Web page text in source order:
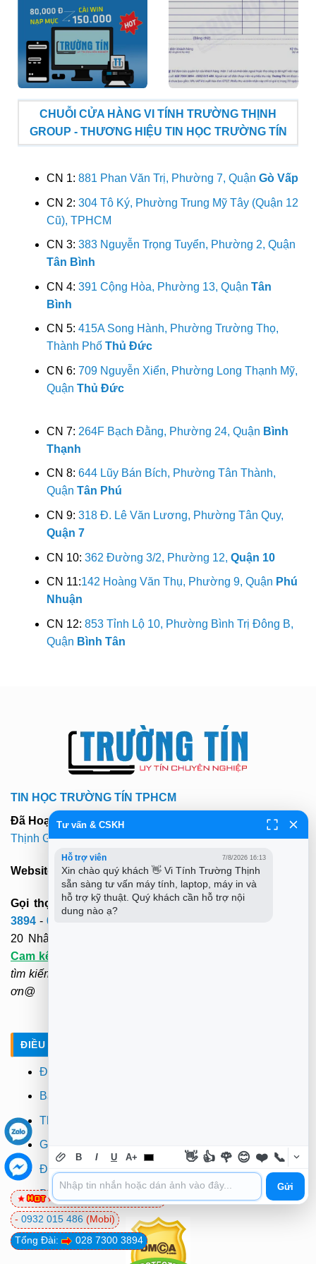
CHUỖI CỬA HÀNG VI TÍNH TRƯỜNG THỊNH
GROUP - THƯƠNG HIỆU TIN HỌC TRƯỜNG TÍN
CN 1: 881 Phan Văn Trị, Phường 7, Quận Gò Vấp
CN 2: 304 Tô Ký, Phường Trung Mỹ Tây (Quận 12
Cũ), TPHCM
CN 3: 383 Nguyễn Trọng Tuyển, Phường 2, Quận
Tân Bình
CN 4: 391 Cộng Hòa, Phường 13, Quận Tân
Bình
CN 5: 415A Song Hành, Phường Trường Thọ,
Thành Phố Thủ Đức
CN 6: 709 Nguyễn Xiển, Phường Long Thạnh Mỹ,
Quận Thủ Đức
CN 7: 264F Bạch Đằng, Phường 24, Quận Bình
Thạnh
CN 8: 644 Lũy Bán Bích, Phường Tân Thành,
Quận Tân Phú
CN 9: 318 Đ. Lê Văn Lương, Phường Tân Quy,
Quận 7
CN 10: 362 Đường 3/2, Phường 12, Quận 10
CN 11:142 Hoàng Văn Thụ, Phường 9, Quận Phú
Nhuận
CN 12: 853 Tỉnh Lộ 10, Phường Bình Trị Đông B,
Quận Bình Tân
TIN HỌC TRƯỜNG TÍN TPHCM
Đã Hoạt Động: Hơn 9 Năm (MST: 0312179313 -
Trường
Thịnh Group)
Website: truongtin.top - truongtintphcm@gmail.com
Gọi thợ tới sửa tại nhà cả 22 quận tphcm:
3894-0932 015 486
20 Nhân viên tới tận nơi sửa tại chỗ.
Cam kết
tìm kiếm và chờ đợi. Rất hân hạnh được phục vụ. Xin cảm
ơn@
ĐIỀU KHOẢN - CHÍNH SÁCH
Điều khoản
Bảo mật
Thanh toán
Giao hàng
Đổi trả
Bảo hành
Tổng Đài: 028 7300 3894
- 0932 015 486 (Mobi)
0981 81 32 72(Viettel)
Tư vấn & CSKH
Hỗ trợ viên 7/8/2026 16:13
Xin chào quý khách 👋 Vi Tính Trường Thịnh
sẵn sàng tư vấn máy tính, laptop, máy in và
hỗ trợ kỹ thuật. Quý khách cần hỗ trợ nội
dung nào ạ?
B I U A+ 👋 👍 🌹 😊 ❤️ 📞
Gửi